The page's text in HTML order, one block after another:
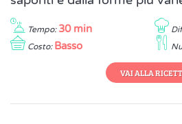
Tempo: 30 min
Costo: Basso
VAI ALLA